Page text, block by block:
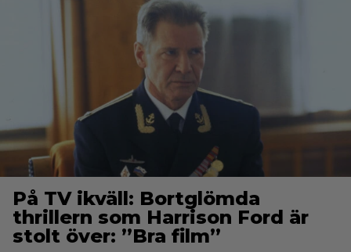
På TV ikväll: Bortglömda
thrillern som Harrison Ford är
stolt över: ”Bra film”